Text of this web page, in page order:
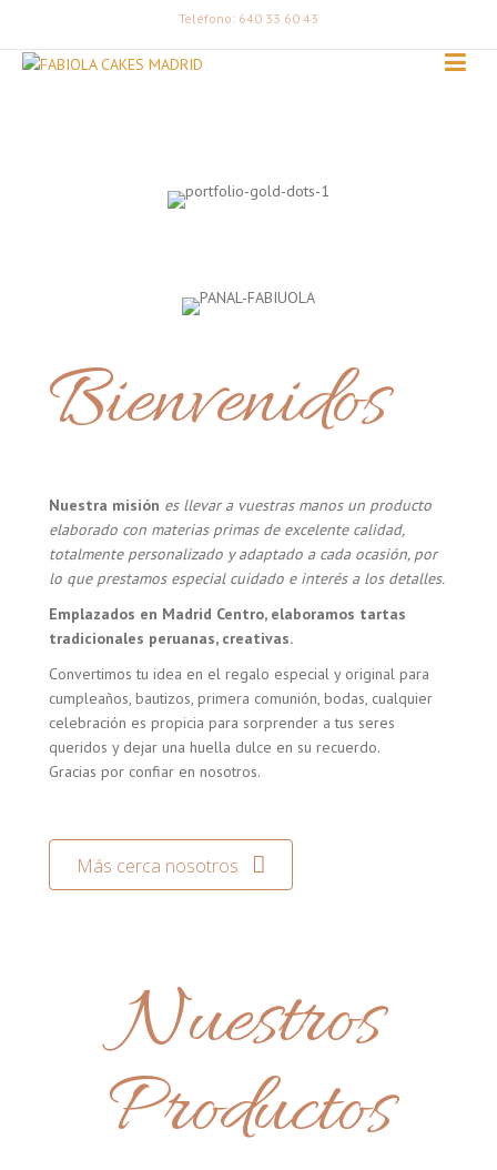
Teléfono: 640 33 60 43
Bienvenidos
Nuestra misión es llevar a vuestras manos un producto
elaborado con materias primas de excelente calidad,
totalmente personalizado y adaptado a cada ocasión, por
lo que prestamos especial cuidado e interés a los detalles.
Emplazados en Madrid Centro, elaboramos tartas
tradicionales peruanas, creativas.
Convertimos tu idea en el regalo especial y original para
cumpleaños, bautizos, primera comunión, bodas, cualquier
celebración es propicia para sorprender a tus seres
queridos y dejar una huella dulce en su recuerdo.
Gracias por confiar en nosotros.
Más cerca nosotros
Nuestros
Productos